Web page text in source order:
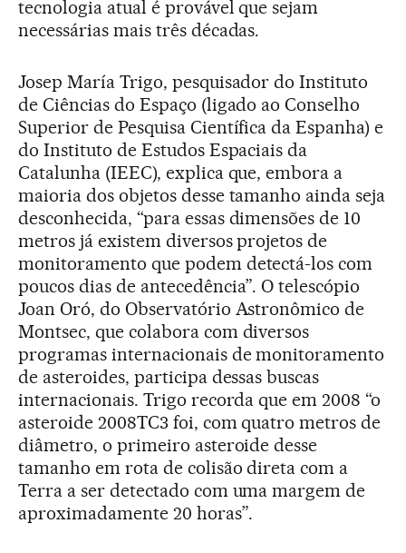
tecnologia atual é provável que sejam
necessárias mais três décadas.
Josep María Trigo, pesquisador do Instituto
de Ciências do Espaço (ligado ao Conselho
Superior de Pesquisa Científica da Espanha) e
do Instituto de Estudos Espaciais da
Catalunha (IEEC), explica que, embora a
maioria dos objetos desse tamanho ainda seja
desconhecida, “para essas dimensões de 10
metros já existem diversos projetos de
monitoramento que podem detectá-los com
poucos dias de antecedência”. O telescópio
Joan Oró, do Observatório Astronômico de
Montsec, que colabora com diversos
programas internacionais de monitoramento
de asteroides, participa dessas buscas
internacionais. Trigo recorda que em 2008 “o
asteroide 2008TC3 foi, com quatro metros de
diâmetro, o primeiro asteroide desse
tamanho em rota de colisão direta com a
Terra a ser detectado com uma margem de
aproximadamente 20 horas”.